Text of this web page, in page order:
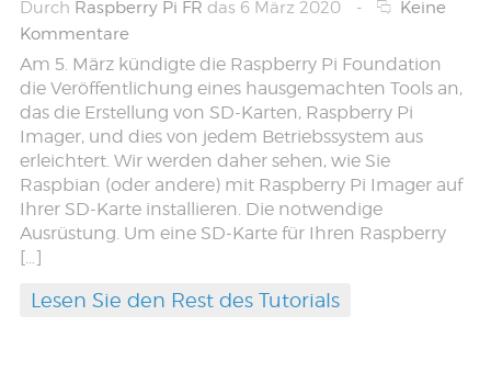
Durch Raspberry Pi FR das 6 März 2020 -
Keine
Kommentare
Am 5. März kündigte die Raspberry Pi Foundation
die Veröffentlichung eines hausgemachten Tools an,
das die Erstellung von SD-Karten, Raspberry Pi
Imager, und dies von jedem Betriebssystem aus
erleichtert. Wir werden daher sehen, wie Sie
Raspbian (oder andere) mit Raspberry Pi Imager auf
Ihrer SD-Karte installieren. Die notwendige
Ausrüstung. Um eine SD-Karte für Ihren Raspberry
[…]
Lesen Sie den Rest des Tutorials